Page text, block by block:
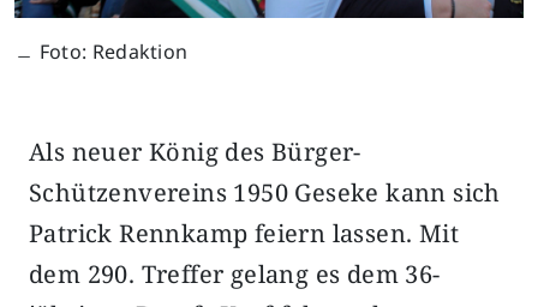
﹘ Foto: Redaktion
Als neuer König des Bürger-
Schützenvereins 1950 Geseke kann sich
Patrick Rennkamp feiern lassen. Mit
dem 290. Treffer gelang es dem 36-